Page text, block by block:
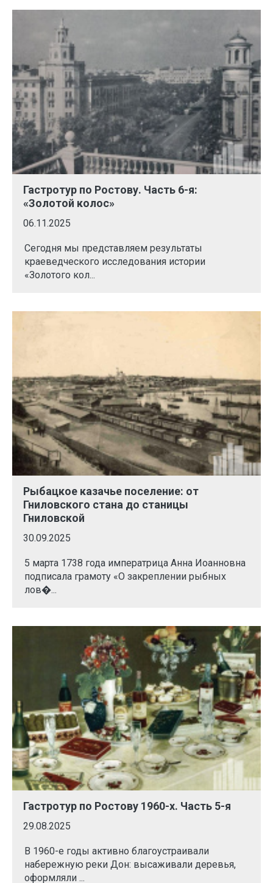
Гастротур по Ростову. Часть 6-я:
«Золотой колос»
06.11.2025
Сегодня мы представляем результаты
краеведческого исследования истории
«Золотого кол...
Рыбацкое казачье поселение: от
Гниловского стана до станицы
Гниловской
30.09.2025
5 марта 1738 года императрица Анна Иоанновна
подписала грамоту «О закреплении рыбных
лов�...
Гастротур по Ростову 1960-х. Часть 5-я
29.08.2025
В 1960-е годы активно благоустраивали
набережную реки Дон: высаживали деревья,
оформляли ...